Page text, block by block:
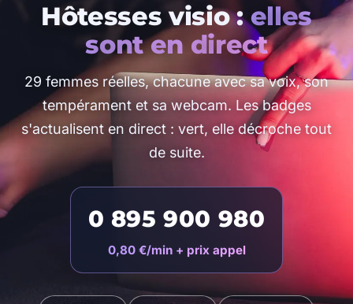
Hôtesses visio :elles
sont en direct
29 femmes réelles, chacune avec sa voix, son
tempérament et sa webcam. Les badges
s'actualisent en direct : vert, elle décroche tout
de suite.
0 895 900 980
0,80 €/min + prix appel